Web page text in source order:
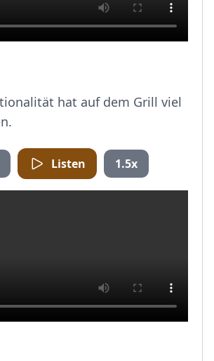
hat auf dem Grill viel
Listen 1.5x